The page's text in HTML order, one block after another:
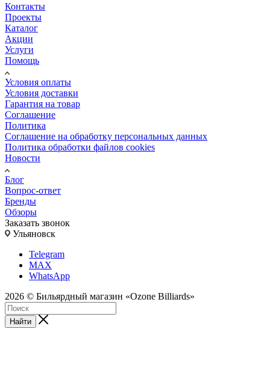
Контакты
Проекты
Каталог
Акции
Услуги
Помощь
Условия оплаты
Условия доставки
Гарантия на товар
Соглашение
Политика
Соглашение на обработку персональных данных
Политика обработки файлов cookies
Новости
Блог
Вопрос-ответ
Бренды
Обзоры
Заказать звонок
Ульяновск
Telegram
MAX
WhatsApp
2026 © Бильярдный магазин «Ozone Billiards»
Найти